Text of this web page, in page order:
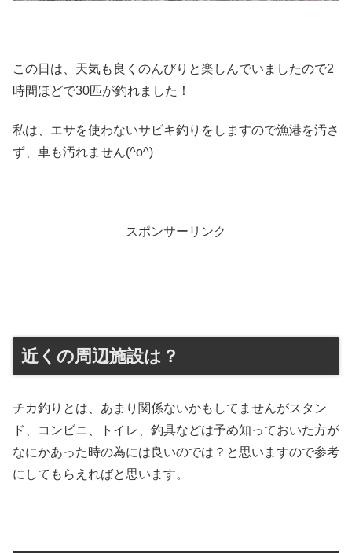
この日は、天気も良くのんびりと楽しんでいましたので2
時間ほどで30匹が釣れました！
私は、エサを使わないサビキ釣りをしますので漁港を汚さ
ず、車も汚れません(^o^)
スポンサーリンク
近くの周辺施設は？
チカ釣りとは、あまり関係ないかもしてませんがスタン
ド、コンビニ、トイレ、釣具などは予め知っておいた方が
なにかあった時の為には良いのでは？と思いますので参考
にしてもらえればと思います。